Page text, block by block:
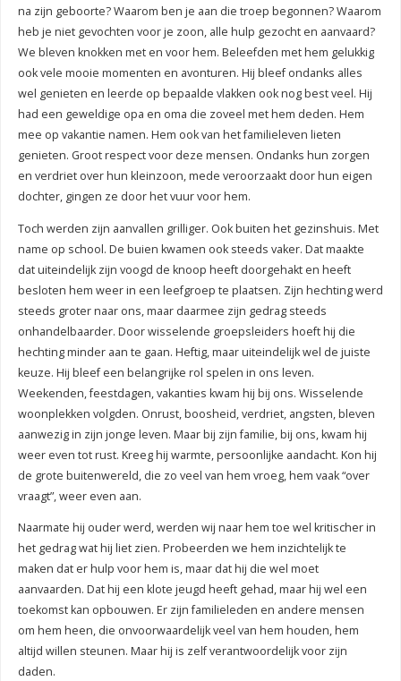
na zijn geboorte? Waarom ben je aan die troep begonnen? Waarom
heb je niet gevochten voor je zoon, alle hulp gezocht en aanvaard?
We bleven knokken met en voor hem. Beleefden met hem gelukkig
ook vele mooie momenten en avonturen. Hij bleef ondanks alles
wel genieten en leerde op bepaalde vlakken ook nog best veel. Hij
had een geweldige opa en oma die zoveel met hem deden. Hem
mee op vakantie namen. Hem ook van het familieleven lieten
genieten. Groot respect voor deze mensen. Ondanks hun zorgen
en verdriet over hun kleinzoon, mede veroorzaakt door hun eigen
dochter, gingen ze door het vuur voor hem.
Toch werden zijn aanvallen grilliger. Ook buiten het gezinshuis. Met
name op school. De buien kwamen ook steeds vaker. Dat maakte
dat uiteindelijk zijn voogd de knoop heeft doorgehakt en heeft
besloten hem weer in een leefgroep te plaatsen. Zijn hechting werd
steeds groter naar ons, maar daarmee zijn gedrag steeds
onhandelbaarder. Door wisselende groepsleiders hoeft hij die
hechting minder aan te gaan. Heftig, maar uiteindelijk wel de juiste
keuze. Hij bleef een belangrijke rol spelen in ons leven.
Weekenden, feestdagen, vakanties kwam hij bij ons. Wisselende
woonplekken volgden. Onrust, boosheid, verdriet, angsten, bleven
aanwezig in zijn jonge leven. Maar bij zijn familie, bij ons, kwam hij
weer even tot rust. Kreeg hij warmte, persoonlijke aandacht. Kon hij
de grote buitenwereld, die zo veel van hem vroeg, hem vaak “over
vraagt”, weer even aan.
Naarmate hij ouder werd, werden wij naar hem toe wel kritischer in
het gedrag wat hij liet zien. Probeerden we hem inzichtelijk te
maken dat er hulp voor hem is, maar dat hij die wel moet
aanvaarden. Dat hij een klote jeugd heeft gehad, maar hij wel een
toekomst kan opbouwen. Er zijn familieleden en andere mensen
om hem heen, die onvoorwaardelijk veel van hem houden, hem
altijd willen steunen. Maar hij is zelf verantwoordelijk voor zijn
daden.